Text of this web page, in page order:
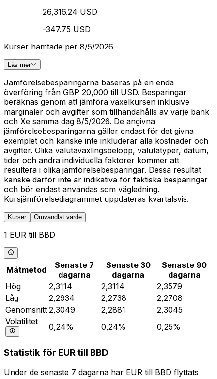
26,316.24 USD
-347.75 USD
Kurser hämtade per 8/5/2026
Läs mer
Jämförelsebesparingarna baseras på en enda
överföring från GBP 20,000 till USD. Besparingar
beräknas genom att jämföra växelkursen inklusive
marginaler och avgifter som tillhandahålls av varje bank
och Xe samma dag 8/5/2026. De angivna
jämförelsebesparingarna gäller endast för det givna
exemplet och kanske inte inkluderar alla kostnader och
avgifter. Olika valutaväxlingsbelopp, valutatyper, datum,
tider och andra individuella faktorer kommer att
resultera i olika jämförelsebesparingar. Dessa resultat
kanske därför inte är indikativa för faktiska besparingar
och bör endast användas som vägledning.
Kursjämförelsediagrammet uppdateras kvartalsvis.
Kurser Omvandlat värde
1 EUR till BBD
Mätmetod
Senaste 7
dagarna
Senaste 30
dagarna
Senaste 90
dagarna
Hög
2,3114 2,3114
2,3579
Låg
2,2934 2,2738
2,2708
Genomsnitt 2,3049 2,2881
2,3045
Volatilitet
0,24% 0,24% 0,25%
Statistik för EUR till BBD
Under de senaste 7 dagarna har EUR till BBD flyttats